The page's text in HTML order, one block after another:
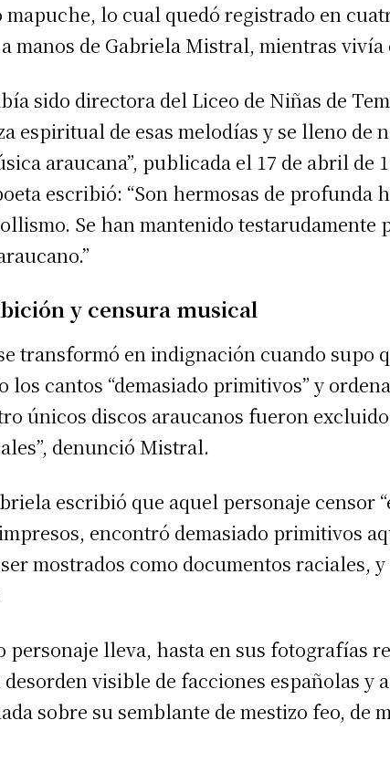
lo cual quedó registrado en
manos de Gabriela Mistral, mientras
sido directora del Liceo de Niñas de
espiritual de esas melodías y se lleno de
araucana”, publicada el 17 de abril de
escribió: “Son hermosas de
Se han mantenido testarudamente
y censura musical
transformó en indignación cuando
los cantos “demasiado primitivos” y
únicos discos araucanos fueron
denunció Mistral.
escribió que aquel personaje censor
encontró demasiado primitivos
mostrados como documentos raciales,
personaje lleva, hasta en sus fotografías
visible de facciones españolas y
sobre su semblante de mestizo feo, de